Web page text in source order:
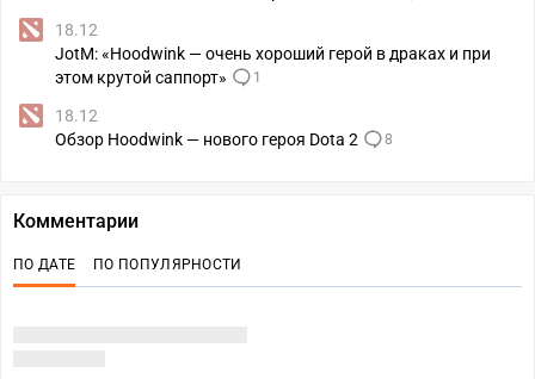
18.12
JotM: «Hoodwink — очень хороший герой в драках и при
этом крутой саппорт»
1
18.12
Обзор Hoodwink — нового героя Dota 2
8
Комментарии
ПО ДАТЕ ПО ПОПУЛЯРНОСТИ